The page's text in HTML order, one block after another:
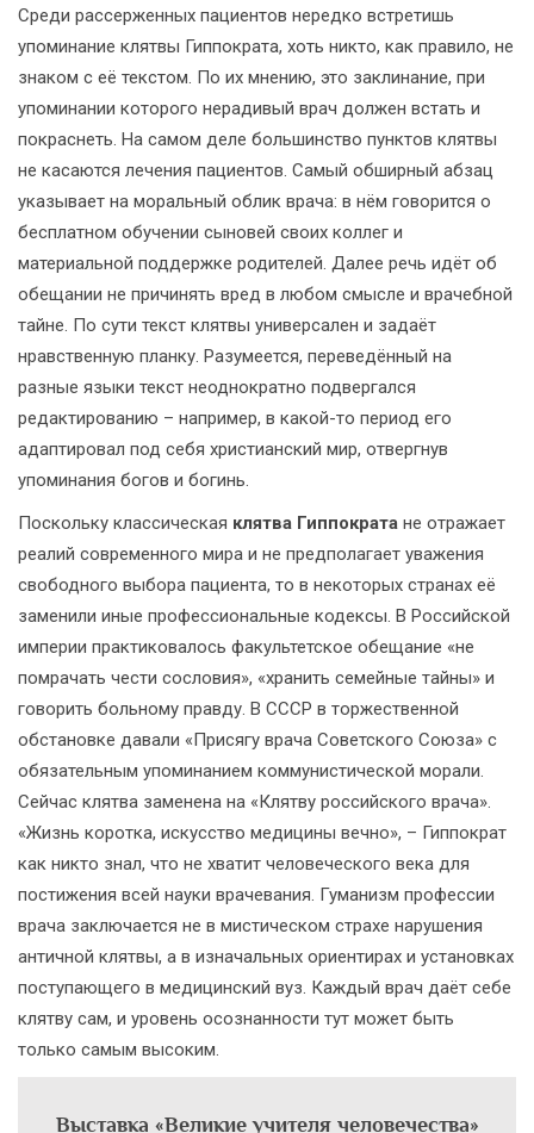
Среди рассерженных пациентов нередко встретишь
упоминание клятвы Гиппократа, хоть никто, как правило, не
знаком с её текстом. По их мнению, это заклинание, при
упоминании которого нерадивый врач должен встать и
покраснеть. На самом деле большинство пунктов клятвы
не касаются лечения пациентов. Самый обширный абзац
указывает на моральный облик врача: в нём говорится о
бесплатном обучении сыновей своих коллег и
материальной поддержке родителей. Далее речь идёт об
обещании не причинять вред в любом смысле и врачебной
тайне. По сути текст клятвы универсален и задаёт
нравственную планку. Разумеется, переведённый на
разные языки текст неоднократно подвергался
редактированию – например, в какой-то период его
адаптировал под себя христианский мир, отвергнув
упоминания богов и богинь.
Поскольку классическая клятва Гиппократа не отражает
реалий современного мира и не предполагает уважения
свободного выбора пациента, то в некоторых странах её
заменили иные профессиональные кодексы. В Российской
империи практиковалось факультетское обещание «не
помрачать чести сословия», «хранить семейные тайны» и
говорить больному правду. В СССР в торжественной
обстановке давали «Присягу врача Советского Союза» с
обязательным упоминанием коммунистической морали.
Сейчас клятва заменена на «Клятву российского врача».
«Жизнь коротка, искусство медицины вечно», – Гиппократ
как никто знал, что не хватит человеческого века для
постижения всей науки врачевания. Гуманизм профессии
врача заключается не в мистическом страхе нарушения
античной клятвы, а в изначальных ориентирах и установках
поступающего в медицинский вуз. Каждый врач даёт себе
клятву сам, и уровень осознанности тут может быть
только самым высоким.
Выставка «Великие учителя человечества»